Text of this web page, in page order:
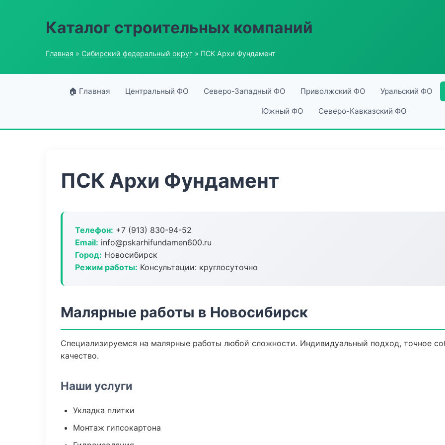
Каталог строительных компаний
Главная » Сибирский федеральный округ » ПСК Архи Фундамент
🏠 Главная Центральный ФО Северо-Западный ФО Приволжский ФО Уральский ФО
Южный ФО Северо-Кавказский ФО
ПСК Архи Фундамент
Телефон: +7 (913) 830-94-52
Email: info@pskarhifundamen600.ru
Город: Новосибирск
Режим работы: Консультации: круглосуточно
Малярные работы в Новосибирск
Специализируемся на малярные работы любой сложности. Индивидуальный подход, точное
качество.
Наши услуги
Укладка плитки
Монтаж гипсокартона